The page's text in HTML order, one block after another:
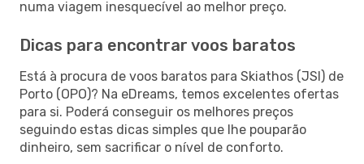
numa viagem inesquecível ao melhor preço.
Dicas para encontrar voos baratos
Está à procura de voos baratos para Skiathos (JSI) de
Porto (OPO)? Na eDreams, temos excelentes ofertas
para si. Poderá conseguir os melhores preços
seguindo estas dicas simples que lhe pouparão
dinheiro, sem sacrificar o nível de conforto.